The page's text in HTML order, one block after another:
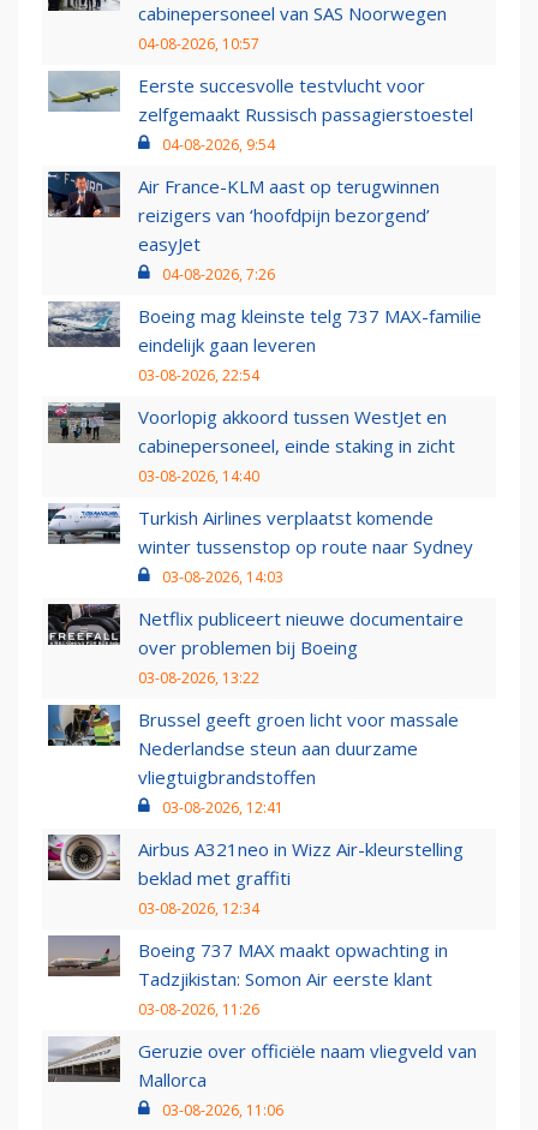
cabinepersoneel van SAS Noorwegen
04-08-2026, 10:57
Eerste succesvolle testvlucht voor
zelfgemaakt Russisch passagierstoestel
04-08-2026, 9:54
Air France-KLM aast op terugwinnen
reizigers van ‘hoofdpijn bezorgend’
easyJet
04-08-2026, 7:26
Boeing mag kleinste telg 737 MAX-familie
eindelijk gaan leveren
03-08-2026, 22:54
Voorlopig akkoord tussen WestJet en
cabinepersoneel, einde staking in zicht
03-08-2026, 14:40
Turkish Airlines verplaatst komende
winter tussenstop op route naar Sydney
03-08-2026, 14:03
Netflix publiceert nieuwe documentaire
over problemen bij Boeing
03-08-2026, 13:22
Brussel geeft groen licht voor massale
Nederlandse steun aan duurzame
vliegtuigbrandstoffen
03-08-2026, 12:41
Airbus A321neo in Wizz Air-kleurstelling
beklad met graffiti
03-08-2026, 12:34
Boeing 737 MAX maakt opwachting in
Tadzjikistan: Somon Air eerste klant
03-08-2026, 11:26
Geruzie over officiële naam vliegveld van
Mallorca
03-08-2026, 11:06